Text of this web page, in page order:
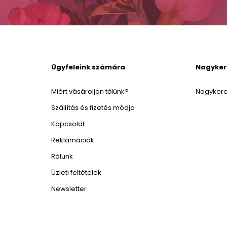
Ügyfeleink számára
Miért vásároljon tőlünk?
Szállítás és fizetés módja
Kapcsolat
Reklamációk
Rólunk
Üzleti feltételek
Newsletter